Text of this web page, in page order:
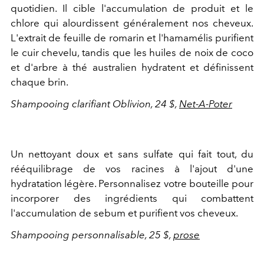
quotidien. Il cible l'accumulation de produit et le
chlore qui alourdissent généralement nos cheveux.
L'extrait de feuille de romarin et l'hamamélis purifient
le cuir chevelu, tandis que les huiles de noix de coco
et d'arbre à thé australien hydratent et définissent
chaque brin.
Shampooing clarifiant Oblivion, 24 $, Net-A-Poter
Un nettoyant doux et sans sulfate qui fait tout, du
rééquilibrage de vos racines à l'ajout d'une
hydratation légère. Personnalisez votre bouteille pour
incorporer des ingrédients qui combattent
l'accumulation de sebum et purifient vos cheveux.
Shampooing personnalisable, 25 $, prose